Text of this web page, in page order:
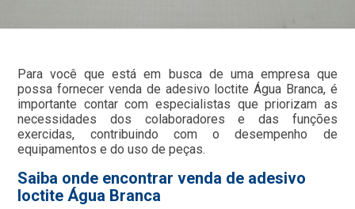
Para você que está em busca de uma empresa que
possa fornecer venda de adesivo loctite Água Branca, é
importante contar com especialistas que priorizam as
necessidades dos colaboradores e das funções
exercidas, contribuindo com o desempenho de
equipamentos e do uso de peças.
Saiba onde encontrar venda de adesivo
loctite Água Branca